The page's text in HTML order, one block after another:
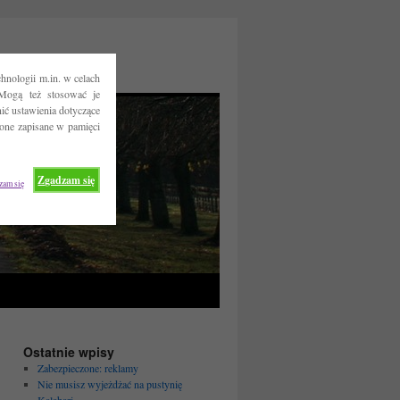
m.in. w celach
też stosować je
ustawienia dotyczące
zapisane w pamięci
Zgadzam się
się
Ostatnie wpisy
Zabezpieczone: reklamy
Nie musisz wyjeżdżać na pustynię